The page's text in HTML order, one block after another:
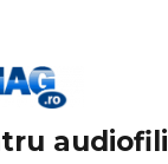
audiofili